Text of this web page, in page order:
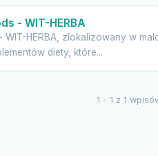
- WIT-HERBA
HERBA, zlokalizowany w
diety, które...
1 - 1 z 1